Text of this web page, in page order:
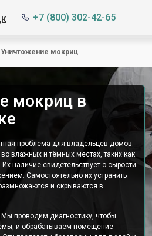
+7 (800) 302-42-65
Уничтожение мокриц
мокриц в
проблема для владельцев домов.
влажных и тёмных местах, таких как
наличие свидетельствует о сырости
Самостоятельно их устранить
и скрываются в
проводим диагностику, чтобы
и обрабатываем помещение